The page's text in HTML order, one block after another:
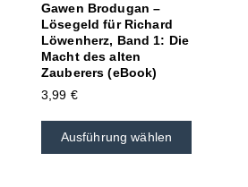
Gawen Brodugan –
Lösegeld für Richard
Löwenherz, Band 1: Die
Macht des alten
Zauberers (eBook)
3,99 €
Ausführung wählen